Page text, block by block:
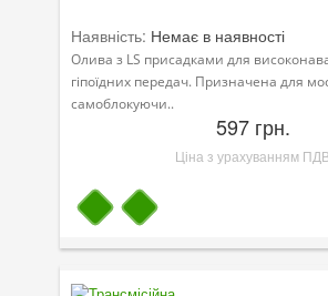
Оливи для моторів човнів
Продукція для саду
Промислова програма
Зимова програма
Наявність: Немає в наявності
Олива з LS присадками для
гіпоїдних передач. Призначена для
самоблокуючи..
597 грн.
Ціна з урахуванням ПДВ